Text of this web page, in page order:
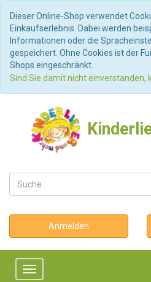
Dieser Online-Shop verwendet
Einkaufserlebnis. Dabei werden
Informationen oder die
gespeichert. Ohne Cookies ist der
Shops eingeschränkt.
Sind Sie damit nicht einverstanden,
Anmelden
Toggle